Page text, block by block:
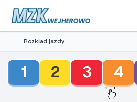
Rozkład jazdy
1 2 3 4